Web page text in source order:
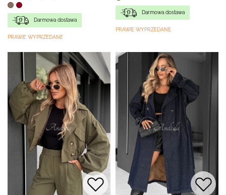
Darmowa dostawa
PRAWIE WYPRZEDANE
Darmowa dostawa
PRAWIE WYPRZEDANE